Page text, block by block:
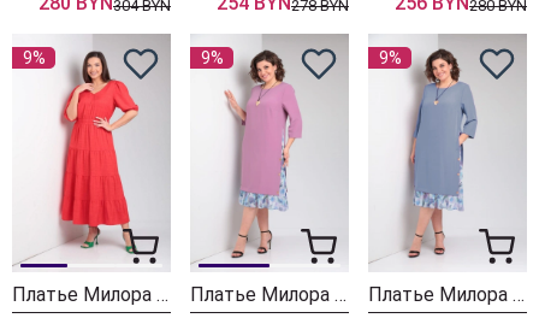
304 BYN 278 BYN 280 BYN
9%
Платье Милора Стиль 1219 красный
9%
Платье Милора Стиль 758 розовое
9%
Платье Милора Стиль 758 сероголубое